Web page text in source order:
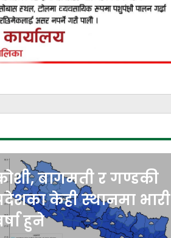
बागमती र गण्डकी
केही स्थानमा भारी
हुने